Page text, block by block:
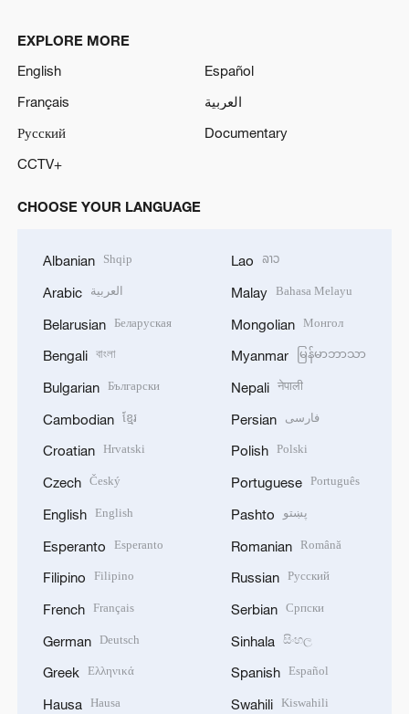
EXPLORE MORE
English
Español
Français
العربية
Русский
Documentary
CCTV+
CHOOSE YOUR LANGUAGE
Albanian Shqip
Arabic العربية
Belarusian Беларуская
Bengali বাংলা
Bulgarian Български
Cambodian ខ្មែរ
Croatian Hrvatski
Czech Český
English English
Esperanto Esperanto
Filipino Filipino
French Français
German Deutsch
Greek Ελληνικά
Hausa Hausa
Lao ລາວ
Malay Bahasa Melayu
Mongolian Монгол
Myanmar မြန်မာဘာသာ
Nepali नेपाली
Persian فارسی
Polish Polski
Portuguese Português
Pashto پښتو
Romanian Română
Russian Русский
Serbian Српски
Sinhala සිංහල
Spanish Español
Swahili Kiswahili